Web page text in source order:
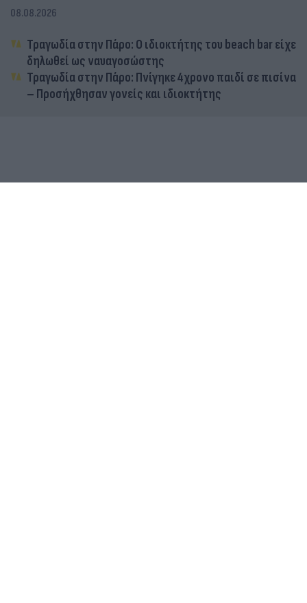
08.08.2026
Τραγωδία στην Πάρο: Ο ιδιοκτήτης του beach bar είχε
δηλωθεί ως ναυαγοσώστης
Τραγωδία στην Πάρο: Πνίγηκε 4χρονο παιδί σε πισίνα
– Προσήχθησαν γονείς και ιδιοκτήτης